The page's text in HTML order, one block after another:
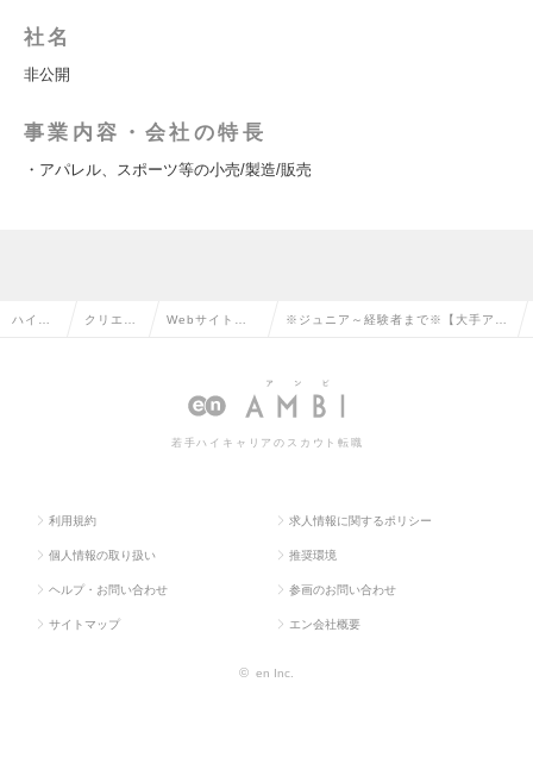
社名
非公開
事業内容・会社の特長
・アパレル、スポーツ等の小売/製造/販売
ハイク クリエイ Webサイト運
企画の転職
※ジュニア～経験者まで※【大手アパ
業推進候補の求人情報
若手ハイキャリアのスカウト転職
利用規約 求人情報に関するポリシー
個人情報の取り扱い 推奨環境
ヘルプ・お問い合わせ 参画のお問い合わせ
サイトマップ エン会社概要
© en Inc.